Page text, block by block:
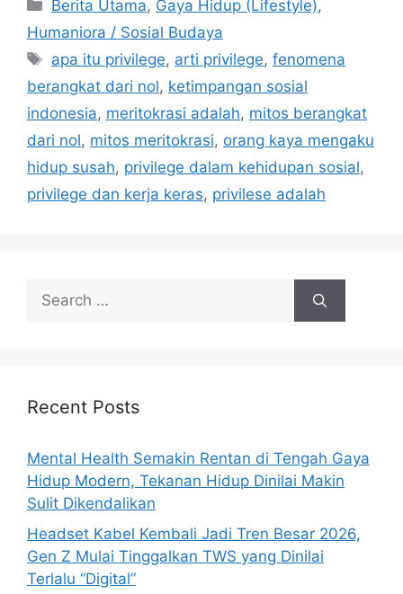
a
e
g
o
r
i
e
s
Berita Utama, Gaya Hidup (Lifestyle),
Humaniora / Sosial Budaya
T
a
s
apa itu privilege, arti privilege,fenomena
berangkat dari nol, ketimpangan sosial
indonesia, meritokrasi adalah, mitos berangkat
dari nol, mitos meritokrasi, orang kaya mengaku
hidup susah, privilege dalam kehidupan sosial,
privilege dan kerja keras, privilese adalah
h
r
:
Recent Posts
Mental Health Semakin Rentan di Tengah Gaya
Hidup Modern, Tekanan Hidup Dinilai Makin
Sulit Dikendalikan
Headset Kabel Kembali Jadi Tren Besar 2026,
Gen Z Mulai Tinggalkan TWS yang Dinilai
Terlalu “Digital”